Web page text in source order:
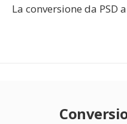
La conversione da PSD